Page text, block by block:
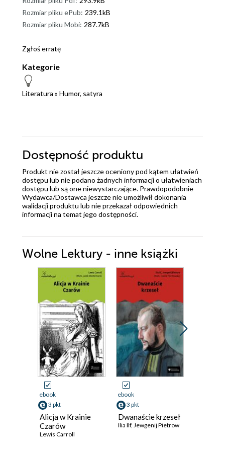
Rozmiar pliku ePub: 239.1kB
Rozmiar pliku Mobi: 287.7kB
Zgłoś erratę
Kategorie
Literatura » Humor, satyra
Dostępność produktu
Produkt nie został jeszcze oceniony pod kątem ułatwień
dostępu lub nie podano żadnych informacji o ułatwieniach
dostępu lub są one niewystarczające. Prawdopodobnie
Wydawca/Dostawca jeszcze nie umożliwił dokonania
walidacji produktu lub nie przekazał odpowiednich
informacji na temat jego dostępności.
Wolne Lektury - inne książki
ebook
3 pkt
Alicja w Krainie
Czarów
Lewis Carroll
ebook
3 pkt
Dwanaście krzeseł
Ilia Ilf, Jewgenij Pietrow